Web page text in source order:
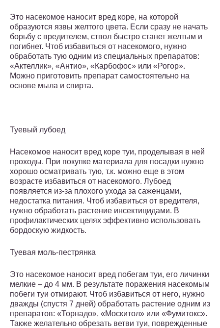
Это насекомое наносит вред коре, на которой
образуются язвы желтого цвета. Если сразу не начать
борьбу с вредителем, ствол быстро станет желтым и
погибнет. Чтоб избавиться от насекомого, нужно
обработать тую одним из специальных препаратов:
«Актеллик», «Антио», «Карбофос» или «Рогор».
Можно приготовить препарат самостоятельно на
основе мыла и спирта.
Туевый лубоед
Насекомое наносит вред коре туи, проделывая в ней
проходы. При покупке материала для посадки нужно
хорошо осматривать тую, т.к. можно еще в этом
возрасте избавиться от насекомого. Лубоед
появляется из-за плохого ухода за саженцами,
недостатка питания. Чтоб избавиться от вредителя,
нужно обработать растение инсектицидами. В
профилактических целях эффективно использовать
бордоскую жидкость.
Туевая моль-пестрянка
Это насекомое наносит вред побегам туи, его личинки
мелкие – до 4 мм. В результате поражения насекомым
побеги туи отмирают. Чтоб избавиться от него, нужно
дважды (спустя 7 дней) обработать растение одним из
препаратов: «Торнадо», «Москитол» или «Фумитокс».
Также желательно обрезать ветви туи, поврежденные